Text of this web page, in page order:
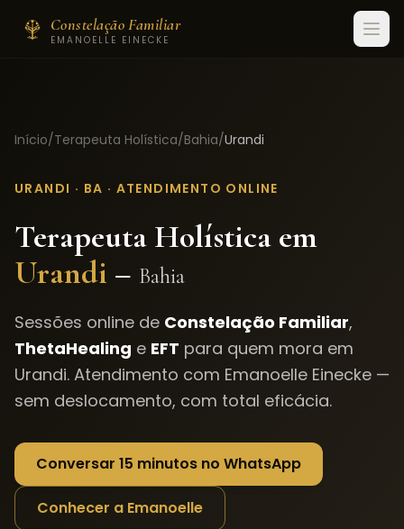
Constelação Familiar
EMANOELLE EINECKE
Início/Terapeuta Holística/Bahia/Urandi
URANDI · BA · ATENDIMENTO ONLINE
Terapeuta Holística em
Urandi – Bahia
Sessões online de Constelação Familiar,
ThetaHealing e EFT para quem mora em
Urandi. Atendimento com Emanoelle Einecke —
sem deslocamento, com total eficácia.
Conversar 15 minutos no WhatsApp
Conhecer a Emanoelle